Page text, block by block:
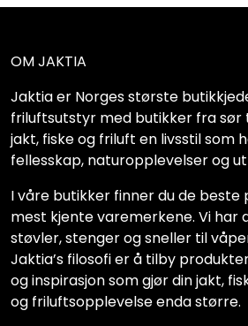
OM JAKTIA
Jaktia er Norges største
friluftsutstyr med butikker fra sør
jakt, fiske og friluft en livsstil som
fellesskap, naturopplevelser og
I våre butikker finner du de
mest kjente varemerkene. Vi
støvler, stenger og sneller til
Jaktia’s filosofi er å tilby
og inspirasjon som gjør din jakt,
og friluftsopplevelse enda større.